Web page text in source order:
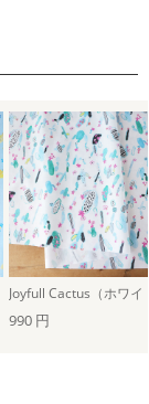
Joyfull Cactus（ホワイ
990 円